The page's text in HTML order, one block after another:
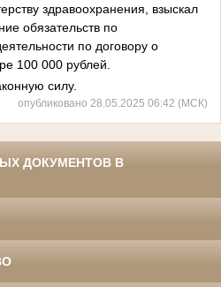
здравоохранения, взыскал
обязательств по
по договору о
100 000 рублей.
силу.
опубликовано 28.05.2025 06:42 (МСК)
ДОКУМЕНТОВ В